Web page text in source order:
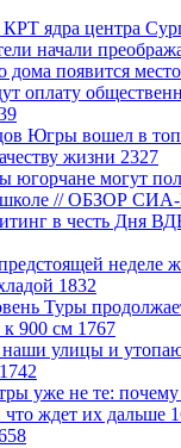
ядра центра
начали
дома появится
оплату
Югры вошел в
жизни 2327
югорчане могут
школе // ОБЗОР
в честь Дня
неделе
1832
Туры
к 900 см 1767
улицы и
1742
уже не те:
что ждет их дальше